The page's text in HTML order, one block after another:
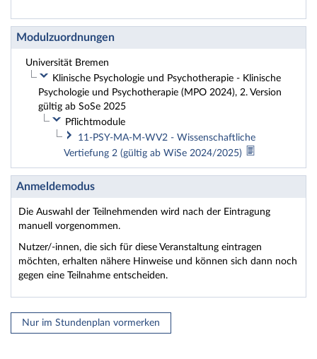
Modulzuordnungen
Universität Bremen
Klinische Psychologie und Psychotherapie - Klinische
Psychologie und Psychotherapie (MPO 2024), 2. Version
gültig ab SoSe 2025
Pflichtmodule
11-PSY-MA-M-WV2 - Wissenschaftliche
Vertiefung 2 (gültig ab WiSe 2024/2025)
Anmeldemodus
Die Auswahl der Teilnehmenden wird nach der Eintragung
manuell vorgenommen.
Nutzer/-innen, die sich für diese Veranstaltung eintragen
möchten, erhalten nähere Hinweise und können sich dann noch
gegen eine Teilnahme entscheiden.
Nur im Stundenplan vormerken